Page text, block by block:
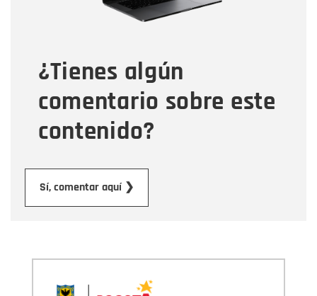
¿Tienes algún
comentario sobre este
contenido?
Sí, comentar aquí ❯
Tipo de comentario
Mensaje